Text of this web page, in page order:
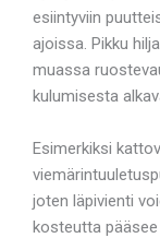
esiintyviin
ajoissa. Pikku
muassa
kulumisesta
Esimerkiksi
joten läpivienti
kosteutta pääsee